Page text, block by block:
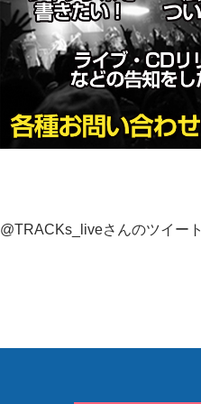
@TRACKs_liveさんのツイート